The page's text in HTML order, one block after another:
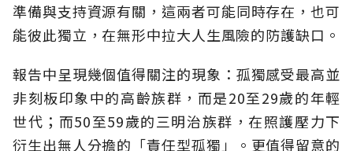
準備與支持資源有關，這兩者可能同時存在，也可
能彼此獨立，在無形中拉大人生風險的防護缺口。
報告中呈現幾個值得關注的現象：孤獨感受最高並
非刻板印象中的高齡族群，而是20至29歲的年輕
世代；而50至59歲的三明治族群，在照護壓力下
衍生出無人分擔的「責任型孤獨」。更值得留意的